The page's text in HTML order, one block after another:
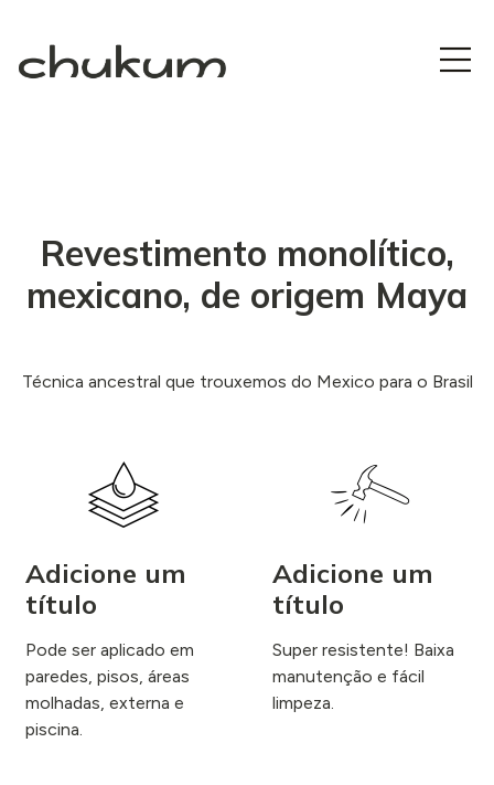
Revestimento monolítico,
mexicano, de origem Maya
Técnica ancestral que trouxemos do Mexico para o Brasil
Adicione um
título
Pode ser aplicado em
paredes, pisos, áreas
molhadas, externa e
piscina.
Adicione um
título
Super resistente! Baixa
manutenção e fácil
limpeza.